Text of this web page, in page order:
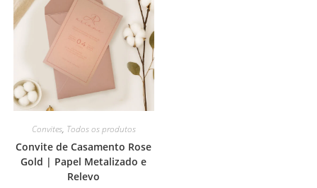
Convites, Todos os produtos
Convite de Casamento Rose
Gold | Papel Metalizado e
Relevo